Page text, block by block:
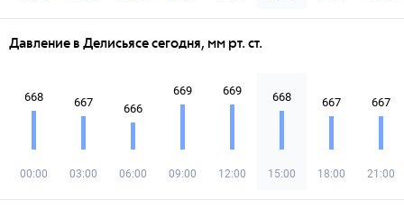
Давление в Делисьясе сегодня, мм рт. ст.
668
00:00
667
03:00
666
06:00
669
09:00
669
12:00
668
15:00
667
18:00
667
21:00